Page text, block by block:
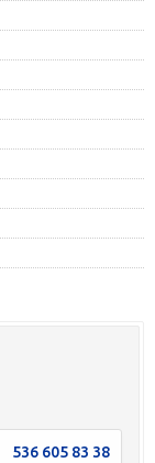
536 605 83 38